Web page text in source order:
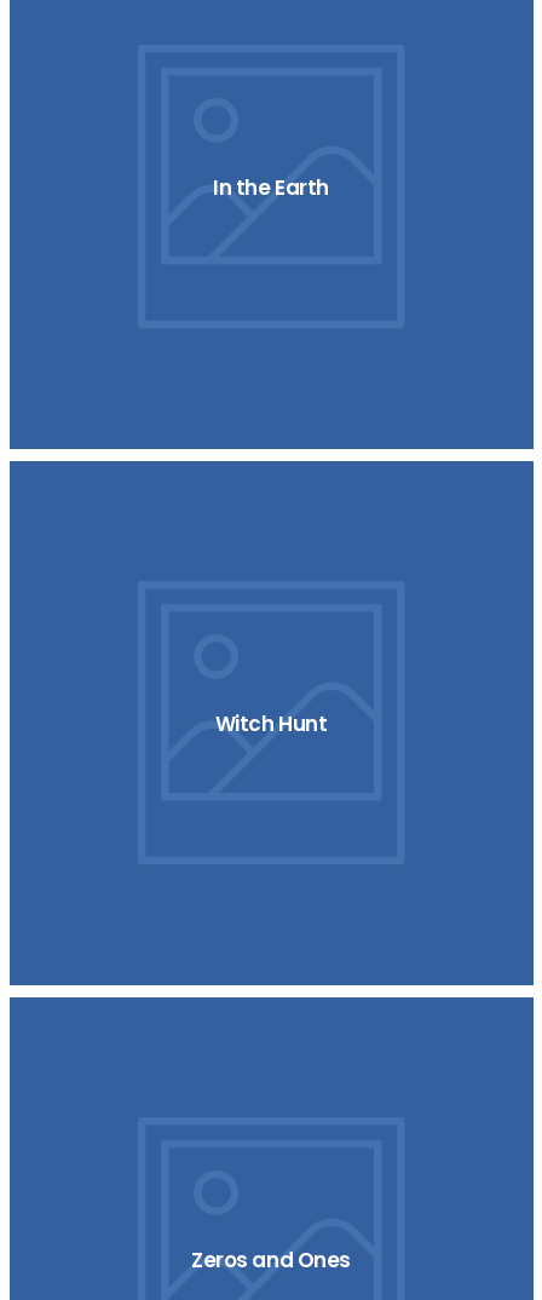
In the Earth
Witch Hunt
Zeros and Ones